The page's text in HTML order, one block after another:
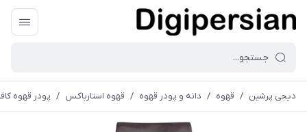
دیجی پرشین / قهوه / دانه و پودر قهوه / قهوه استارباکس / پودر قهوه کافه